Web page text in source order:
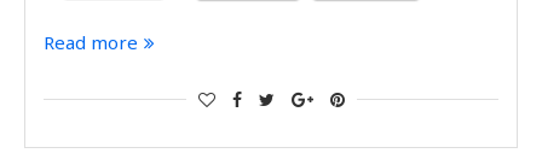
Read more